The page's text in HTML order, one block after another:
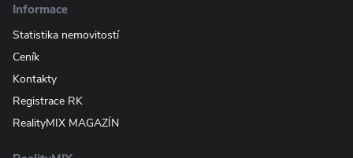
Informace
Statistika nemovitostí
Ceník
Kontakty
Registrace RK
RealityMIX MAGAZÍN